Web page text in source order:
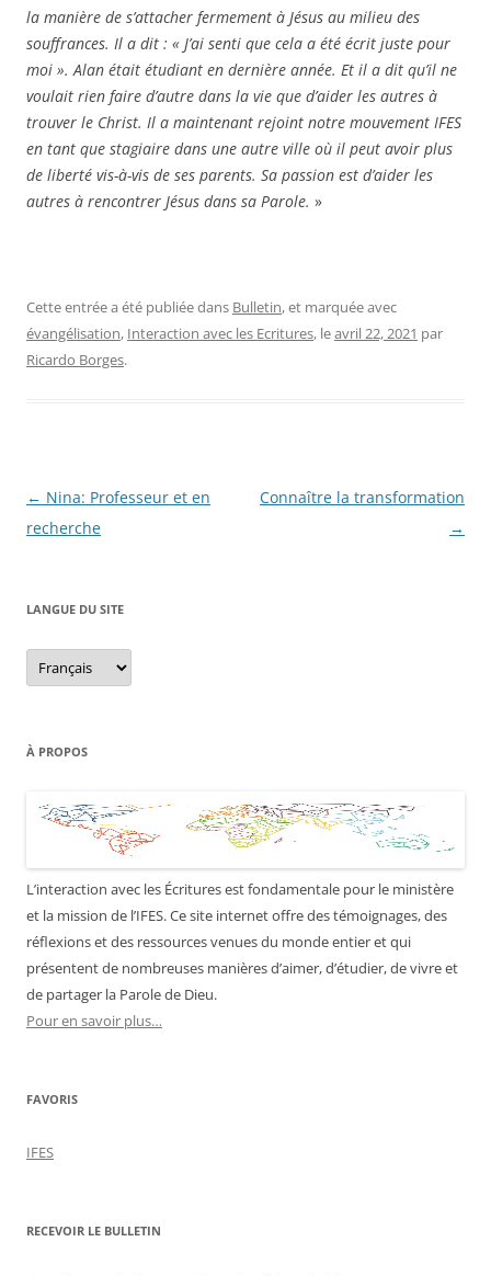
la manière de s’attacher fermement à Jésus au milieu des
souffrances. Il a dit : « J’ai senti que cela a été écrit juste pour
moi ». Alan était étudiant en dernière année. Et il a dit qu’il ne
voulait rien faire d’autre dans la vie que d’aider les autres à
trouver le Christ. Il a maintenant rejoint notre mouvement IFES
en tant que stagiaire dans une autre ville où il peut avoir plus
de liberté vis-à-vis de ses parents. Sa passion est d’aider les
autres à rencontrer Jésus dans sa Parole. »
Cette entrée a été publiée dans Bulletin, et marquée avec
évangélisation, Interaction avec les Ecritures, leavril 22, 2021 par
Ricardo Borges.
Navigation
des
← Nina: Professeur et en
recherche
Connaître la transformation
→
LANGUE DU SITE
Langue
du
site
À PROPOS
L’interaction avec les Écritures est fondamentale pour le ministère
et la mission de l’IFES. Ce site internet offre des témoignages, des
réflexions et des ressources venues du monde entier et qui
présentent de nombreuses manières d’aimer, d’étudier, de vivre et
de partager la Parole de Dieu.
Pour en savoir plus…
FAVORIS
IFES
RECEVOIR LE BULLETIN